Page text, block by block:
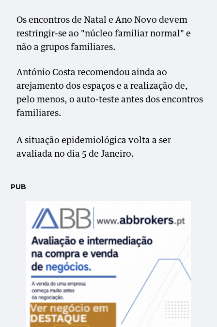
Os encontros de Natal e Ano Novo devem
restringir-se ao "núcleo familiar normal" e
não a grupos familiares.
António Costa recomendou ainda ao
arejamento dos espaços e a realização de,
pelo menos, o auto-teste antes dos encontros
familiares.
A situação epidemiológica volta a ser
avaliada no dia 5 de Janeiro.
PUB